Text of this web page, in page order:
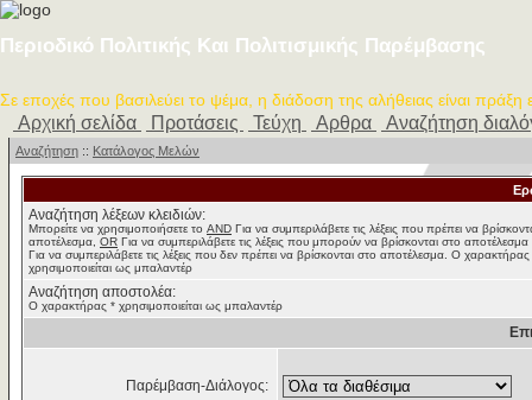
Περιοδικό Πολιτικής Και Πολιτισμικής Παρέμβασης
Σε εποχές που βασιλεύει το ψέμα, η διάδοση της αλήθειας είναι πράξη
Αρχική σελίδα Προτάσεις Τεύχη Αρθρα Αναζήτηση
Αναζήτηση :: Κατάλογος Μελών
Αναζήτηση λέξεων κλειδιών:
Μπορείτε να χρησιμοποιήσετε το AND Για να συμπεριλάβετε τις λέξεις που πρέπει να
αποτέλεσμα, OR Για να συμπεριλάβετε τις λέξεις που μπορούν να βρίσκονται στο αποτέλεσμα
Για να συμπεριλάβετε τις λέξεις που δεν πρέπει να βρίσκονται στο αποτέλεσμα. Ο
χρησιμοποιείται ως μπαλαντέρ
Αναζήτηση αποστολέα:
Ο χαρακτήρας * χρησιμοποιείται ως μπαλαντέρ
Παρέμβαση-Διάλογος: